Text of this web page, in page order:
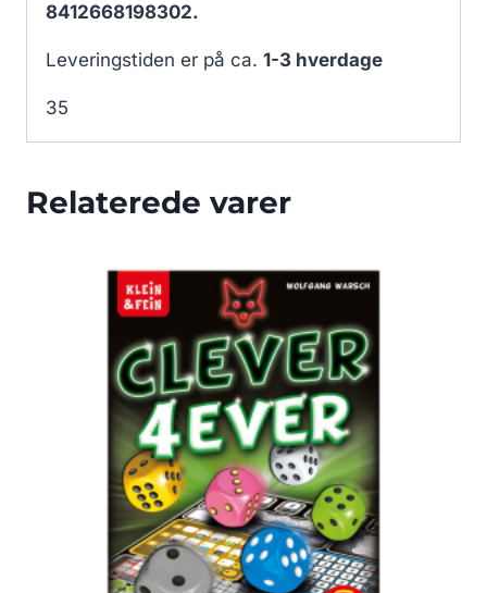
8412668198302.
Leveringstiden er på ca. 1-3 hverdage
35
Relaterede varer